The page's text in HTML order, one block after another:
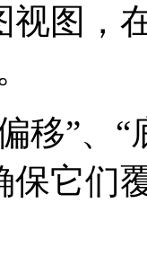
视图，
移”、“
保它们